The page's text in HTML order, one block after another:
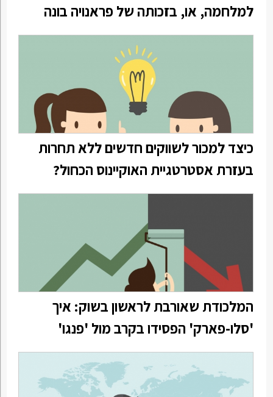
למלחמה, או, בזכותה של פראנויה בונה
כיצד למכור לשווקים חדשים ללא תחרות
בעזרת אסטרטגיית האוקיינוס הכחול?
המלכודת שאורבת לראשון בשוק: איך
'סלו-פארק' הפסידו בקרב מול 'פנגו'